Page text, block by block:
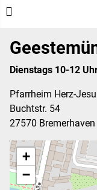
Dienstags 10-12
Pfarrheim Herz-Jesu
Buchtstr. 54
27570 Bremerhaven
+
−